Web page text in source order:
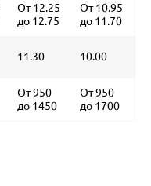
От 12.25
до 12.75
От 10.95
до 11.70
11.30 10.00
От 950
до 1450
От 950
до 1700